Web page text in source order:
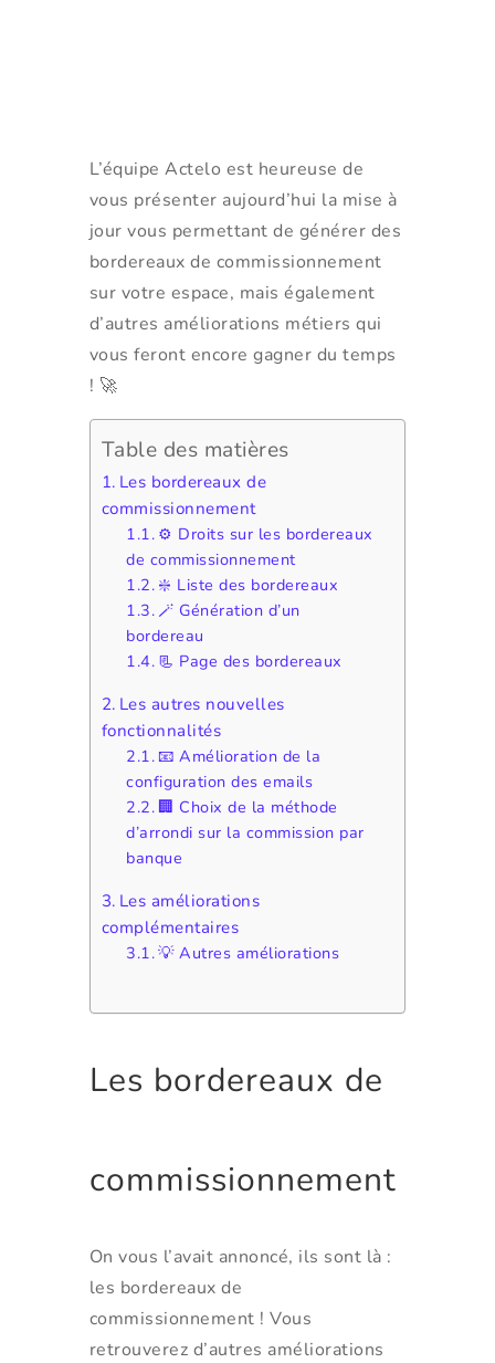
L’équipe Actelo est heureuse de
vous présenter aujourd’hui la mise à
jour vous permettant de générer des
bordereaux de commissionnement
sur votre espace, mais également
d’autres améliorations métiers qui
vous feront encore gagner du temps
! 🚀
Table des matières
Les bordereaux de
commissionnement
⚙️ Droits sur les bordereaux
de commissionnement
❇️ Liste des bordereaux
🪄 Génération d’un
bordereau
📃 Page des bordereaux
Les autres nouvelles
fonctionnalités
📧 Amélioration de la
configuration des emails
🏢 Choix de la méthode
d’arrondi sur la commission par
banque
Les améliorations
complémentaires
💡 Autres améliorations
Les bordereaux de
commissionnement
On vous l’avait annoncé, ils sont là :
les bordereaux de
commissionnement ! Vous
retrouverez d’autres améliorations